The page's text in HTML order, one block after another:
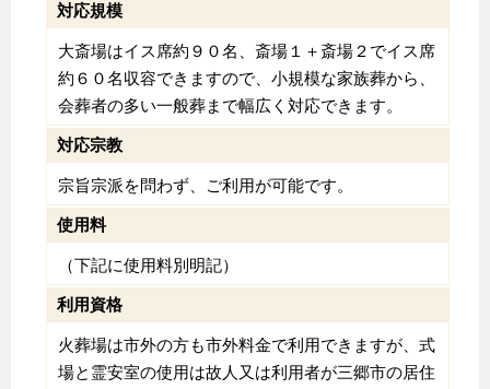
対応規模
大斎場はイス席約９０名、斎場１＋斎場２でイス席
約６０名収容できますので、小規模な家族葬から、
会葬者の多い一般葬まで幅広く対応できます。
対応宗教
宗旨宗派を問わず、ご利用が可能です。
使用料
（下記に使用料別明記）
利用資格
火葬場は市外の方も市外料金で利用できますが、式
場と霊安室の使用は故人又は利用者が三郷市の居住